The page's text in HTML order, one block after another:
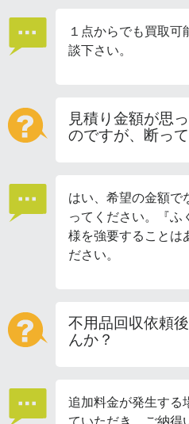
１点からでも買取
談下さい。
見積り金額が思
のですが、断っ
はい、希望の金額で
ってください。『ふ
様を強要することは
ださい。
不用品回収依頼
んか？
追加料金が発生する
ていただき、ご納得